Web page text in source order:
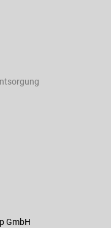
GmbH